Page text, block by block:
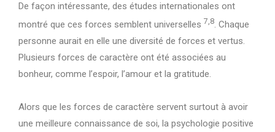
De façon intéressante, des études internationales ont
montré que ces forces semblent universelles 7,8. Chaque
personne aurait en elle une diversité de forces et vertus.
Plusieurs forces de caractère ont été associées au
bonheur, comme l’espoir, l’amour et la gratitude.
Alors que les forces de caractère servent surtout à avoir
une meilleure connaissance de soi, la psychologie positive